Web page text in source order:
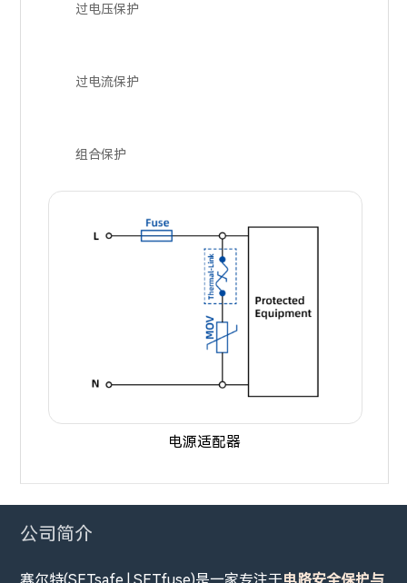
过电压保护
过电流保护
组合保护
电源适配器
公司简介